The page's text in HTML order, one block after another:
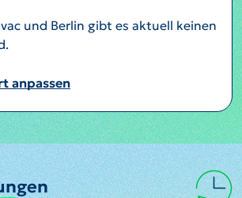
und Berlin gibt es aktuell keinen
anpassen